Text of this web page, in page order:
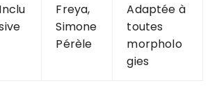
Inclu
Freya,
Simone
Pérèle
Adaptée à
toutes
morpholo
gies